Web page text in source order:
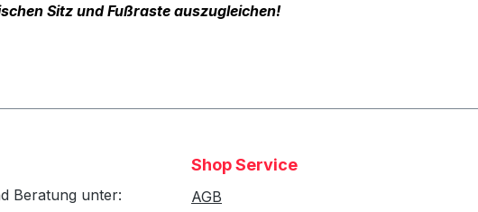
Sitz und Fußraste auszugleichen!
Beratung unter:
Shop Service
AGB